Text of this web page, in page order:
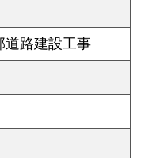
路建設工事